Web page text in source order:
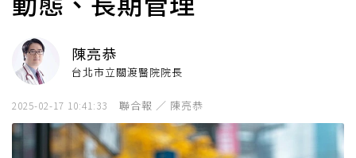
陳亮恭
台北市立關渡醫院院長
2025-02-17 10:41:33 聯合報 ／ 陳亮恭